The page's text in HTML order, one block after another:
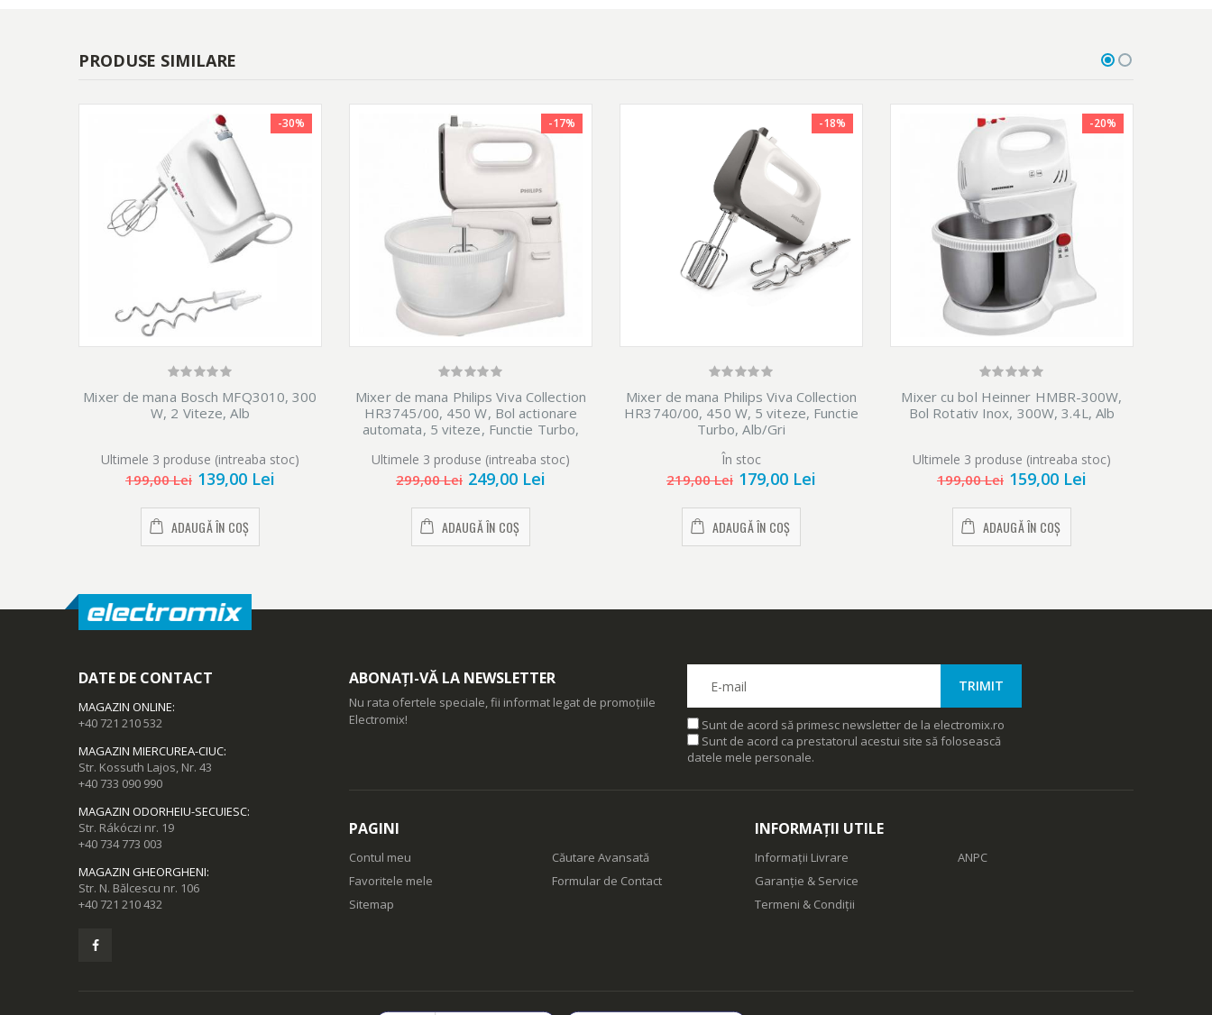
PRODUSE SIMILARE
-30%
Mixer de mana Bosch MFQ3010, 300
W, 2 Viteze, Alb
Ultimele 3 produse (intreaba stoc)
199,00 Lei 139,00 Lei
ADAUGĂ ÎN COȘ
-17%
Mixer de mana Philips Viva Collection
HR3745/00, 450 W, Bol actionare
automata, 5 viteze, Functie Turbo,
Ultimele 3 produse (intreaba stoc)
299,00 Lei 249,00 Lei
ADAUGĂ ÎN COȘ
-18%
Mixer de mana Philips Viva Collection
HR3740/00, 450 W, 5 viteze, Functie
Turbo, Alb/Gri
În stoc
219,00 Lei 179,00 Lei
ADAUGĂ ÎN COȘ
-20%
Mixer cu bol Heinner HMBR-300W,
Bol Rotativ Inox, 300W, 3.4L, Alb
Ultimele 3 produse (intreaba stoc)
199,00 Lei 159,00 Lei
ADAUGĂ ÎN COȘ
DATE DE CONTACT
MAGAZIN ONLINE:
+40 721 210 532
MAGAZIN MIERCUREA-CIUC:
Str. Kossuth Lajos, Nr. 43
+40 733 090 990
MAGAZIN ODORHEIU-SECUIESC:
Str. Rákóczi nr. 19
+40 734 773 003
MAGAZIN GHEORGHENI:
Str. N. Bălcescu nr. 106
+40 721 210 432
ABONAȚI-VĂ LA NEWSLETTER
Nu rata ofertele speciale, fii informat legat de promoțiile
Electromix!
Sunt de acord să primesc newsletter de la electromix.ro
Sunt de acord ca prestatorul acestui site să folosească
datele mele personale.
PAGINI
Contul meu
Favoritele mele
Sitemap
Căutare Avansată
Formular de Contact
INFORMAȚII UTILE
Informații Livrare
Garanție & Service
Termeni & Condiții
ANPC